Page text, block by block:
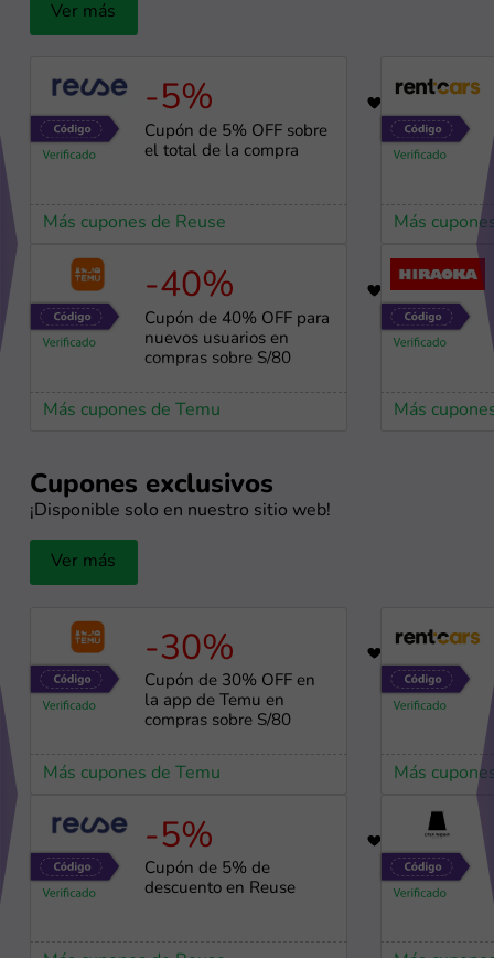
Ver más
-5%
Cupón de 5% OFF sobre
el total de la compra
Más cupones de Reuse
-40%
Cupón de 40% OFF para
nuevos usuarios en
compras sobre S/80
Más cupones de Temu
Más
Más
Cupones exclusivos
¡Disponible solo en nuestro sitio web!
Ver más
-30%
Cupón de 30% OFF en
la app de Temu en
compras sobre S/80
Más cupones de Temu
-5%
Cupón de 5% de
descuento en Reuse
Más